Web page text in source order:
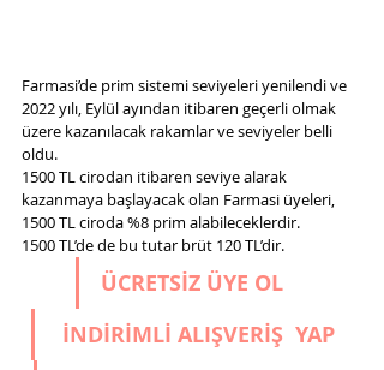
Farmasi’de prim sistemi seviyeleri yenilendi ve
2022 yılı, Eylül ayından itibaren geçerli olmak
üzere kazanılacak rakamlar ve seviyeler belli
oldu.
1500 TL cirodan itibaren seviye alarak
kazanmaya başlayacak olan Farmasi üyeleri,
1500 TL ciroda %8 prim alabileceklerdir.
1500 TL’de de bu tutar brüt 120 TL’dir.
ÜCRETSİZ ÜYE OL
İNDİRİMLİ ALIŞVERİŞ YAP